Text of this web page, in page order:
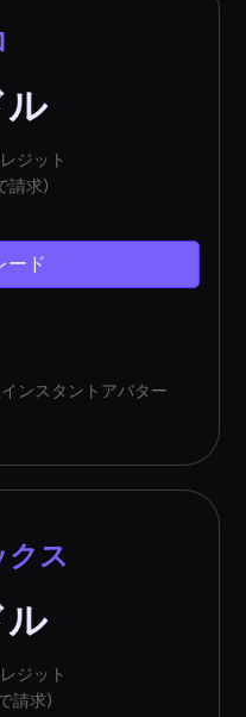
ジット
請求)
ード
ンスタントアバター
クス
ル
ジット
請求)